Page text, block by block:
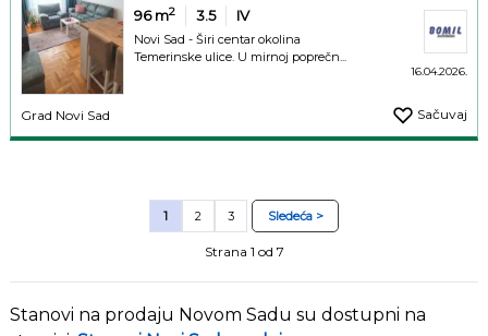
96m2 3.5 IV
Novi Sad - Širi centar okolina
Temerinske ulice. U mirnoj poprečn...
16.04.2026.
Grad Novi Sad Sačuvaj
1 2 3 Sledeća >
Strana 1 od 7
Stanovi na prodaju Novom Sadu su dostupni na